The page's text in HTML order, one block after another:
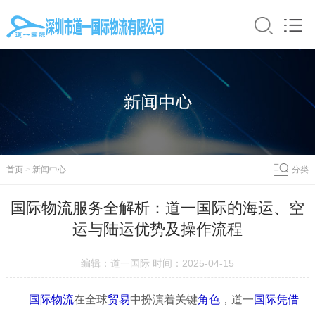
首页> 新闻中心 分类
国际物流服务全解析：道一国际的海运、空
运与陆运优势及操作流程
编辑：道一国际 时间：2025-04-15
国际物流在全球贸易中扮演着关键角色，道一国际凭借